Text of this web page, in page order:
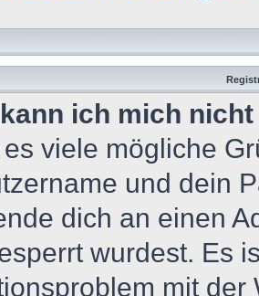
ich mich
viele mögliche
und dein
dich an einen
wurdest. Es
mit